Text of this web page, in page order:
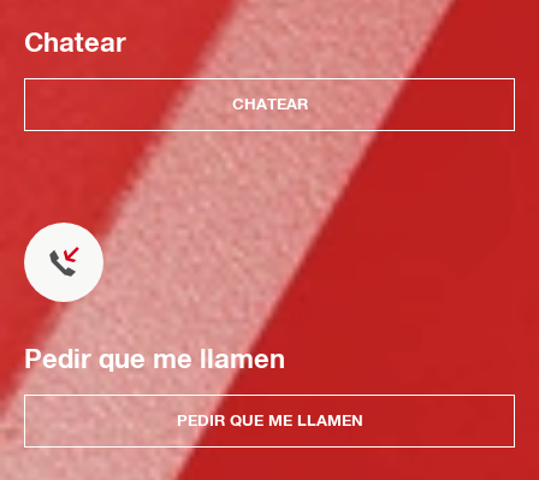
Chatear
CHATEAR
Pedir que me llamen
PEDIR QUE ME LLAMEN